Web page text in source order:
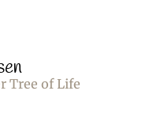
Tree of Life